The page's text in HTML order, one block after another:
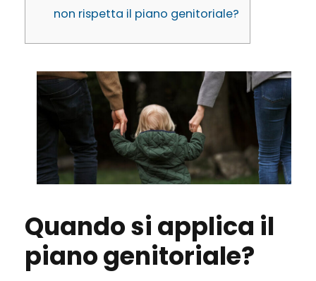
non rispetta il piano genitoriale?
Quando si applica il
piano genitoriale?